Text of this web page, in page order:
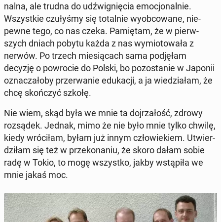
nal­na, ale trudna do udźwi­gnię­cia emo­cjo­nal­nie.
Wszyst­kie czu­ły­śmy się to­tal­nie wy­ob­co­wa­ne, nie­
pew­ne tego, co nas czeka. Pa­mię­tam, że w pierw­
szych dniach pobytu każda z nas wy­mio­to­wa­ła z
nerwów. Po trzech mie­sią­cach sama pod­ję­łam
decyzję o po­wro­cie do Polski, bo po­zo­sta­nie w Japonii
ozna­cza­ło­by prze­rwa­nie edu­ka­cji, a ja wie­dzia­łam, że
chcę skoń­czyć szkołę.
Nie wiem, skąd była we mnie ta doj­rza­łość, zdrowy
roz­są­dek. Jednak, mimo że nie było mnie tylko chwilę,
kiedy wró­ci­łam, byłam już innym czło­wie­kiem. Utwier­
dzi­łam się też w prze­ko­na­niu, że skoro dałam sobie
radę w Tokio, to mogę wszyst­ko, jakby wstą­pi­ła we
mnie jakaś moc.